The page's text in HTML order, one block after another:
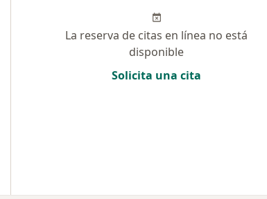
La reserva de citas en línea no está
disponible
Solicita una cita